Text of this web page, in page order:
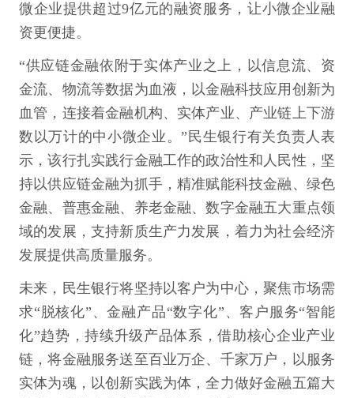
微企业提供超过9亿元的融资服务，让小微企业融
资更便捷。
“供应链金融依附于实体产业之上，以信息流、资
金流、物流等数据为血液，以金融科技应用创新为
血管，连接着金融机构、实体产业、产业链上下游
数以万计的中小微企业。”民生银行有关负责人表
示，该行扎实践行金融工作的政治性和人民性，坚
持以供应链金融为抓手，精准赋能科技金融、绿色
金融、普惠金融、养老金融、数字金融五大重点领
域的发展，支持新质生产力发展，着力为社会经济
发展提供高质量服务。
未来，民生银行将坚持以客户为中心，聚焦市场需
求“脱核化”、金融产品“数字化”、客户服务“智能
化”趋势，持续升级产品体系，借助核心企业产业
链，将金融服务送至百业万企、千家万户，以服务
实体为魂，以创新实践为体，全力做好金融五篇大